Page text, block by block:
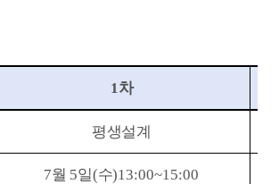
1차
평생설계
7월 5일(수)13:00~15:00